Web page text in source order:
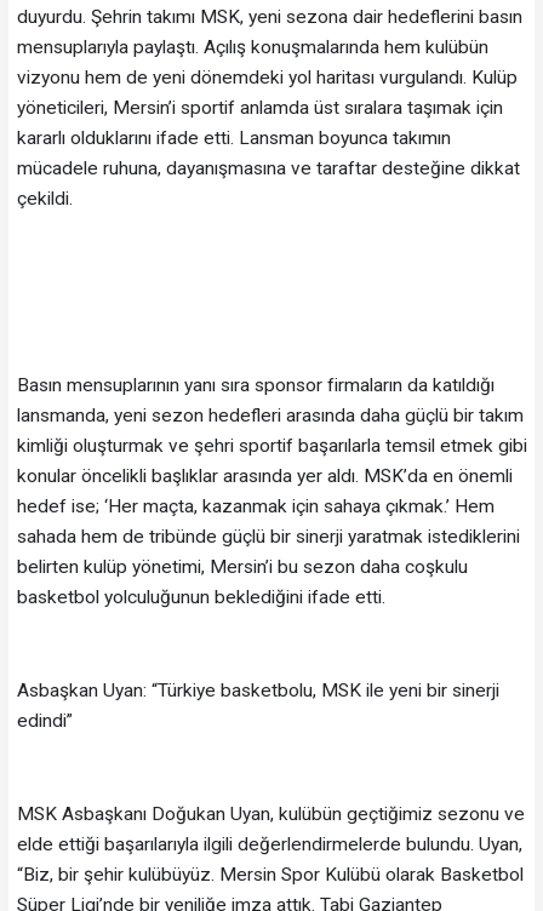
duyurdu. Şehrin takımı MSK, yeni sezona dair hedeflerini basın
mensuplarıyla paylaştı. Açılış konuşmalarında hem kulübün
vizyonu hem de yeni dönemdeki yol haritası vurgulandı. Kulüp
yöneticileri, Mersin’i sportif anlamda üst sıralara taşımak için
kararlı olduklarını ifade etti. Lansman boyunca takımın
mücadele ruhuna, dayanışmasına ve taraftar desteğine dikkat
çekildi.
Basın mensuplarının yanı sıra sponsor firmaların da katıldığı
lansmanda, yeni sezon hedefleri arasında daha güçlü bir takım
kimliği oluşturmak ve şehri sportif başarılarla temsil etmek gibi
konular öncelikli başlıklar arasında yer aldı. MSK’da en önemli
hedef ise; ‘Her maçta, kazanmak için sahaya çıkmak.’ Hem
sahada hem de tribünde güçlü bir sinerji yaratmak istediklerini
belirten kulüp yönetimi, Mersin’i bu sezon daha coşkulu
basketbol yolculuğunun beklediğini ifade etti.
Asbaşkan Uyan: “Türkiye basketbolu, MSK ile yeni bir sinerji
edindi”
MSK Asbaşkanı Doğukan Uyan, kulübün geçtiğimiz sezonu ve
elde ettiği başarılarıyla ilgili değerlendirmelerde bulundu. Uyan,
“Biz, bir şehir kulübüyüz. Mersin Spor Kulübü olarak Basketbol
Süper Ligi’nde bir yeniliğe imza attık. Tabi Gaziantep